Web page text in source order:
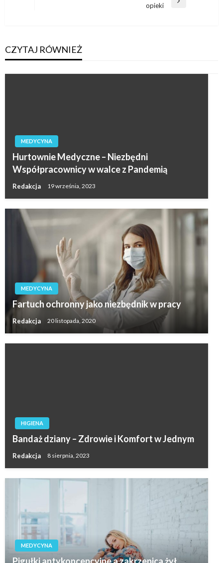
opieki
CZYTAJ RÓWNIEŻ
MEDYCYNA
Hurtownie Medyczne – Niezbędni
Współpracownicy w walce z Pandemią
Redakcja 19 września, 2023
MEDYCYNA
Fartuch ochronny jako niezbędnik w pracy
Redakcja 20 listopada, 2020
HIGIENA
Bandaż dziany – Zdrowie i Komfort w Jednym
Redakcja 8 sierpnia, 2023
MEDYCYNA